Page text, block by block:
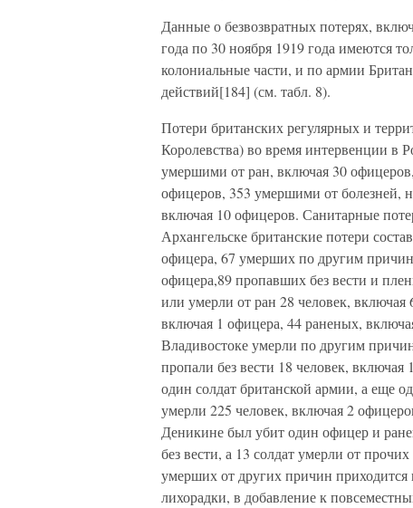
Данные о безвозвратных потерях,
года по 30 ноября 1919 года имеются
колониальные части, и по армии
действий[184] (см. табл. 8).
Потери британских регулярных и
Королевства) во время интервенции в
умершими от ран, включая 30
офицеров, 353 умершими от болезней,
включая 10 офицеров. Санитарные
Архангельске британские потери
офицера, 67 умерших по другим
офицера,89 пропавших без вести и
или умерли от ран 28 человек,
включая 1 офицера, 44 раненых,
Владивостоке умерли по другим
пропали без вести 18 человек,
один солдат британской армии, а еще
умерли 225 человек, включая 2
Деникине был убит один офицер и
без вести, а 13 солдат умерли от
умерших от других причин приходится
лихорадки, в добавление к